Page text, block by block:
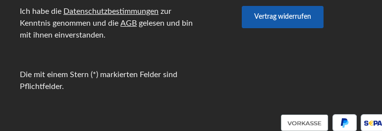
Ich habe die Datenschutzbestimmungen zur
Kenntnis genommen und die AGB gelesen und bin
mit ihnen einverstanden.
Die mit einem Stern (*) markierten Felder sind
Pflichtfelder.
Vertrag widerrufen